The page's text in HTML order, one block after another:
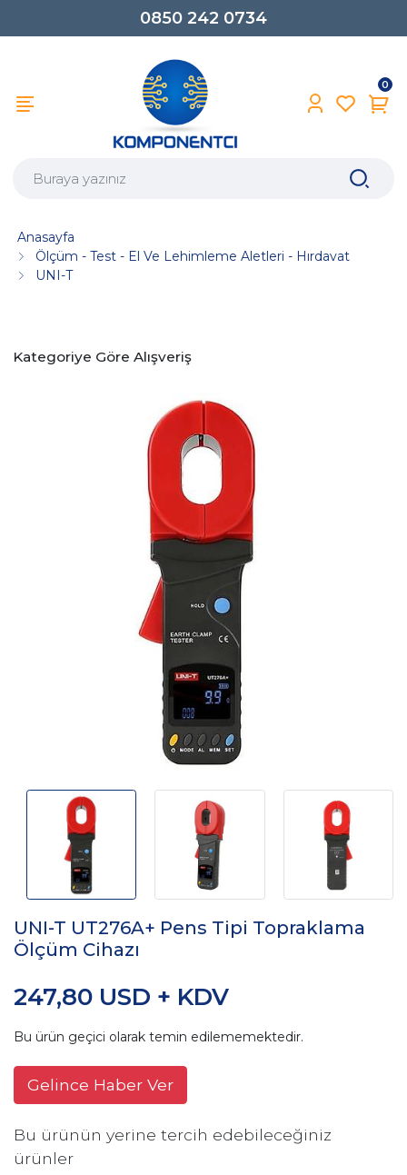
0850 242 0734
0
Anasayfa
Ölçüm - Test - El Ve Lehimleme Aletleri - Hırdavat
UNI-T
Kategoriye Göre Alışveriş
UNI-T UT276A+ Pens Tipi Topraklama
Ölçüm Cihazı
247,80 USD + KDV
Bu ürün geçici olarak temin edilememektedir.
Gelince Haber Ver
Bu ürünün yerine tercih edebileceğiniz
ürünler